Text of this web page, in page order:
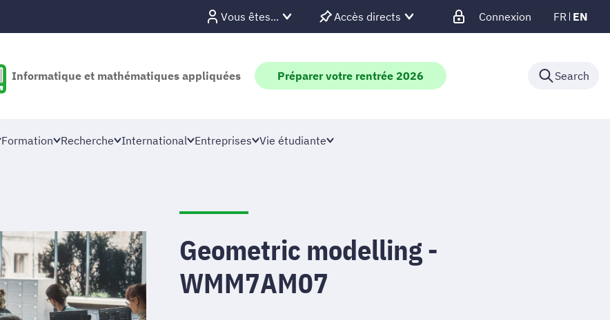
Vous êtes... Accès directs Connexion FR EN
Informatique et mathématiques appliquées Préparer votre rentrée 2026 Search
Formation Recherche International Entreprises Vie étudiante
Geometric modelling -
WMM7AM07